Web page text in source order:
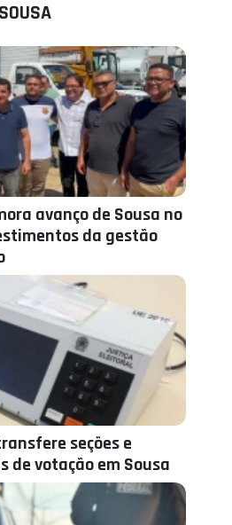
avanço de Sousa no
da gestão
seções e
de votação em Sousa